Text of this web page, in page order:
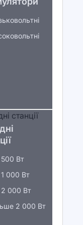
Вт
000 Вт
000 Вт
2 000 Вт